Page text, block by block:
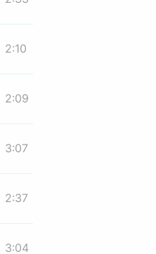
2:10
2:09
3:07
2:37
3:04